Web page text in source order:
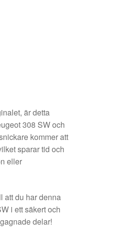
är detta
308 SW och
kommer att
sparar tid och
eller
att du har denna
i ett säkert och
delar!